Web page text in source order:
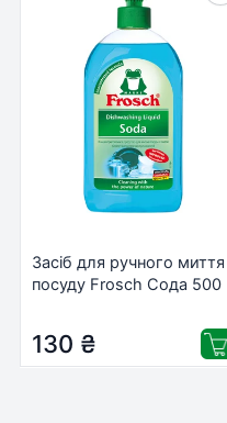
Засіб для ручного миття
посуду Frosch Сода 500
130 ₴